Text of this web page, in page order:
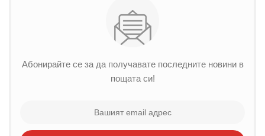
Абонирайте се за да получавате последните новини в
пощата си!